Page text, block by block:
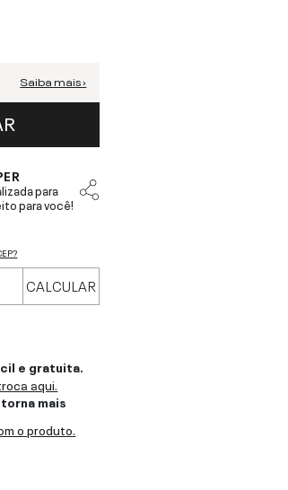
Saiba mais ›
para
para você!
CALCULAR
e gratuita.
aqui.
mais
o produto.